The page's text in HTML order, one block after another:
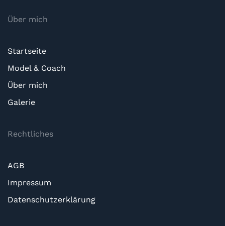
Über mich
Startseite
Model & Coach
Über mich
Galerie
Rechtliches
AGB
Impressum
Datenschutzerklärung